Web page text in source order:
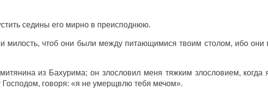
седины его мирнов преисподнюю.
милость, чтоб они были между питающимися твоим столом, ибо они
из Бахурима; онзлословил меня тяжким злословием, когда
Господом, говоря: «я не умерщвлютебя мечом».